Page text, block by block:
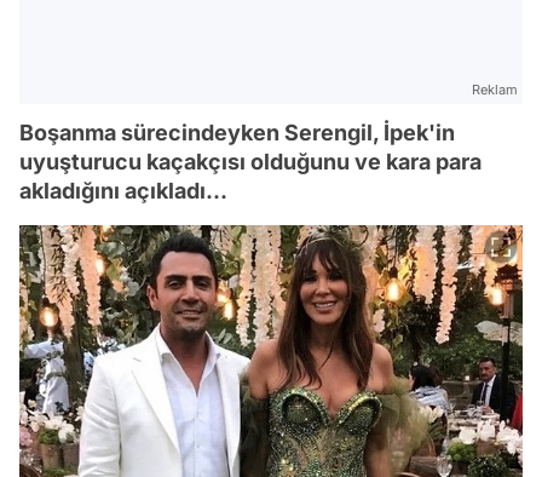
Reklam
Boşanma sürecindeyken Serengil, İpek'in
uyuşturucu kaçakçısı olduğunu ve kara para
akladığını açıkladı...